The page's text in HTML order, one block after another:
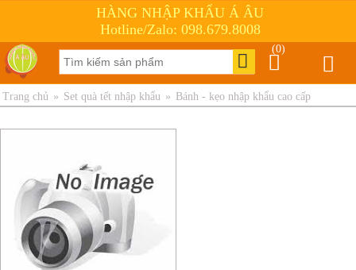
HÀNG NHẬP KHẨU Á ÂU
Hotline/Zalo: 098.679.8008
(0)
Trang chủ » Set quà tết nhập khẩu » Bánh - kẹo nhập khẩu cao cấp